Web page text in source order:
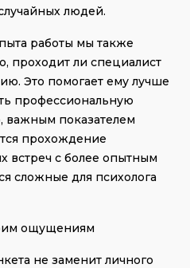
людей.
работы мы также
проходит ли специалист
Это помогает ему лучше
профессиональную
важным показателем
прохождение
встреч с более опытным
сложные для психолога
ощущениям
не заменит личного